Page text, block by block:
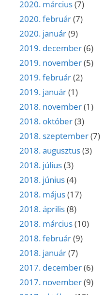
2020. március(7)
2020. február(7)
2020. január(9)
2019. december(6)
2019. november(5)
2019. február(2)
2019. január(1)
2018. november(1)
2018. október(3)
2018. szeptember(7)
2018. augusztus(3)
2018. július(3)
2018. június(4)
2018. május(17)
2018. április(8)
2018. március(10)
2018. február(9)
2018. január(7)
2017. december(6)
2017. november(9)